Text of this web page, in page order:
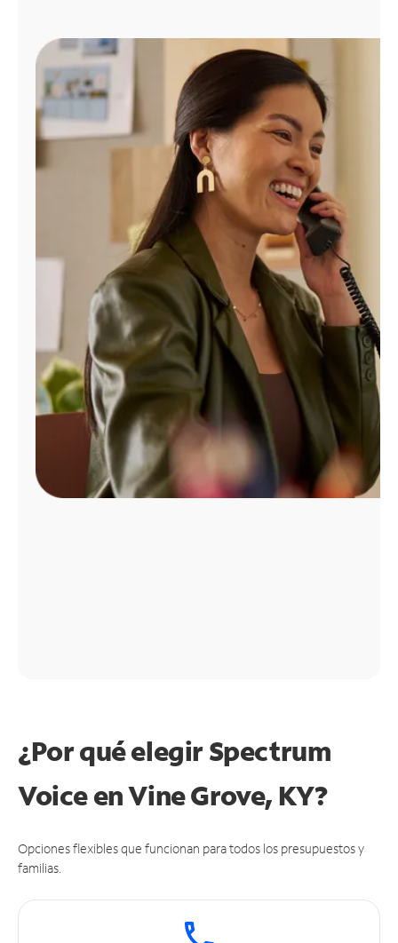
Administrar
cuenta
Encuentra
tienda
¿Por qué elegir Spectrum
Voice en Vine Grove, KY?
Opciones flexibles que funcionan para todos los presupuestos y
familias.